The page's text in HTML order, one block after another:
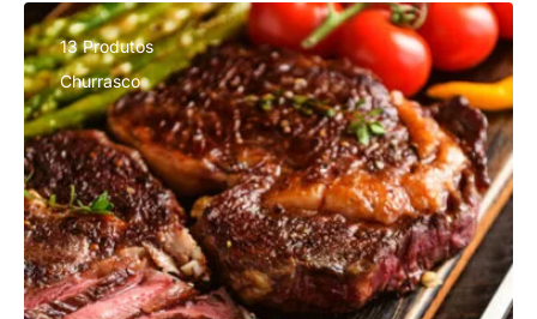
13 Produtos
Churrasco